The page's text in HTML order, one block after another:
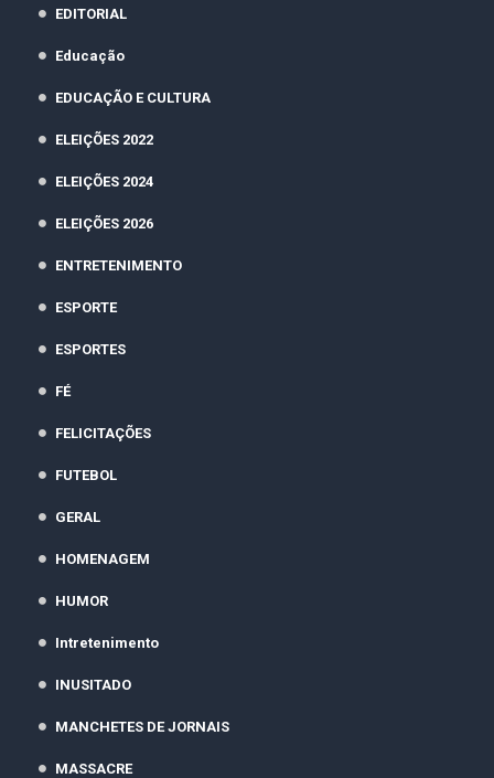
EDITORIAL
Educação
EDUCAÇÃO E CULTURA
ELEIÇÕES 2022
ELEIÇÕES 2024
ELEIÇÕES 2026
ENTRETENIMENTO
ESPORTE
ESPORTES
FÉ
FELICITAÇÕES
FUTEBOL
GERAL
HOMENAGEM
HUMOR
Intretenimento
INUSITADO
MANCHETES DE JORNAIS
MASSACRE